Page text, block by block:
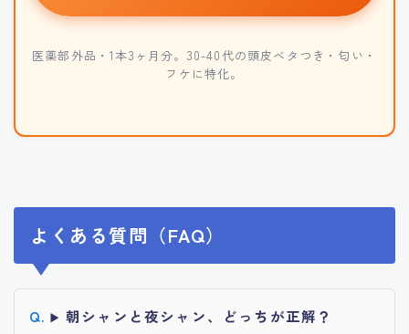
医薬部外品・1本3ヶ月分。30-40代の頭皮ベタつき・匂い・
フケに特化。
よくある質問（FAQ）
朝シャンと夜シャン、どっちが正解？